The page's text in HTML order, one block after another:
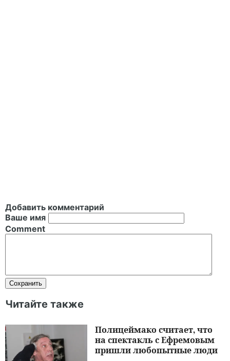
Добавить комментарий
Ваше имя
Comment
Читайте также
Полицеймако считает, что
на спектакль с Ефремовым
пришли любопытные люди